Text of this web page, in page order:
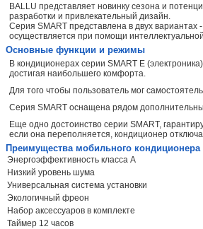
BALLU представляет новинку сезона и
разработки и привлекательный дизайн.
Серия SMART представлена в двух
осуществляется при помощи
Основные функции и режимы
В кондиционерах серии SMART E
достигая наибольшего комфорта.
Для того чтобы пользователь мог
Серия SMART оснащена рядом
Еще одно достоинство серии SMART,
если она переполняется, кондиционер
Преимущества мобильного кондиционера
Энергоэффективность класса А
Низкий уровень шума
Универсальная система установки
Экологичный фреон
Набор аксессуаров в комплекте
Таймер 12 часов